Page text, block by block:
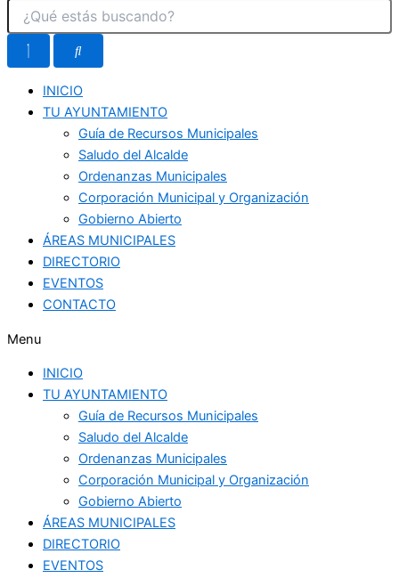
INICIO
TU AYUNTAMIENTO
Guía de Recursos Municipales
Saludo del Alcalde
Ordenanzas Municipales
Corporación Municipal y Organización
Gobierno Abierto
ÁREAS MUNICIPALES
DIRECTORIO
EVENTOS
CONTACTO
Menu
INICIO
TU AYUNTAMIENTO
Guía de Recursos Municipales
Saludo del Alcalde
Ordenanzas Municipales
Corporación Municipal y Organización
Gobierno Abierto
ÁREAS MUNICIPALES
DIRECTORIO
EVENTOS